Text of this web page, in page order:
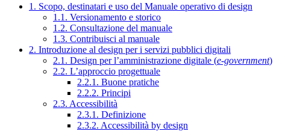
1. Scopo, destinatari e uso del Manuale operativo di design
1.1. Versionamento e storico
1.2. Consultazione del manuale
1.3. Contribuisci al manuale
2. Introduzione al design per i servizi pubblici digitali
2.1. Design per l’amministrazione digitale (e-government)
2.2. L’approccio progettuale
2.2.1. Buone pratiche
2.2.2. Principi
2.3. Accessibilità
2.3.1. Definizione
2.3.2. Accessibilità by design